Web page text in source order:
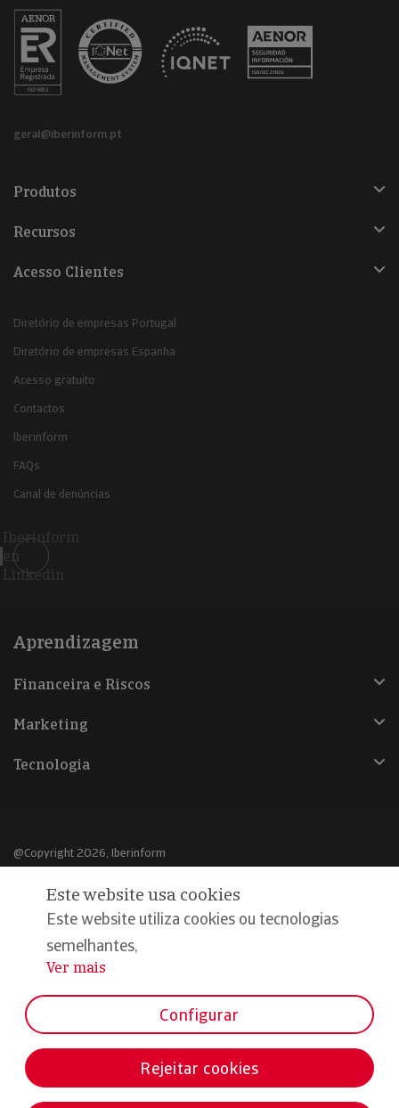
geral@iberinform.pt
Produtos
Recursos
Acesso Clientes
Diretório de empresas Portugal
Diretório de empresas Espanha
Acesso gratuito
Contactos
Iberinform
FAQs
Canal de denúncias
Iberinform
en
Linkedin
Aprendizagem
Financeira e Riscos
Marketing
Tecnologia
@Copyright 2026, Iberinform
Aviso legal
Política de cookies
Declaração de privacidade
Este website usa cookies
Este website utiliza cookies ou tecnologias
semelhantes,
...
Ver mais
Configurar
Rejeitar cookies